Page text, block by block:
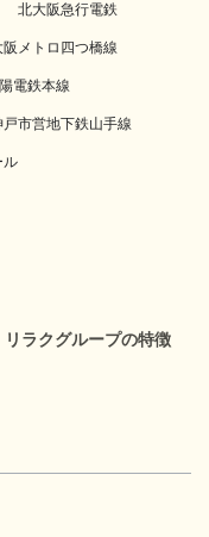
北大阪急行電鉄
阪メトロ四つ橋線
電鉄本線
戸市営地下鉄山手線
ル
リラクグループの特徴